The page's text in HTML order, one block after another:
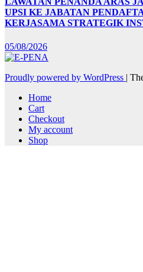
UPSI KE JABATAN
KERJASAMA STRATEGIK
05/08/2026
Proudly powered by WordPress |
Home
Cart
Checkout
My account
Shop